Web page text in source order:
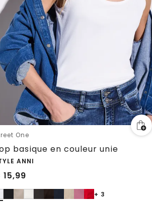
One
basique en couleur unie
ANNI
15,99
+ 3